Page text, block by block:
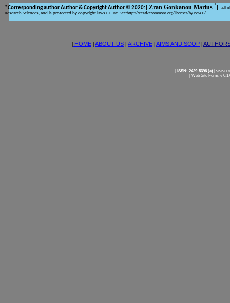
|ISSN: 2429-5396 (e) |
|Web Site Form: v
| HOME |ABOUT US | ARCHIVE |AIMS AND SCOP |
*Corresponding author Author&Copyright Author © 2020:| Zran Gonkanou Marius * . All
Research Sciences, and is protected by copyright laws CC-BY. See:http://creativecommons.org/licenses/by-nc/4.0/.